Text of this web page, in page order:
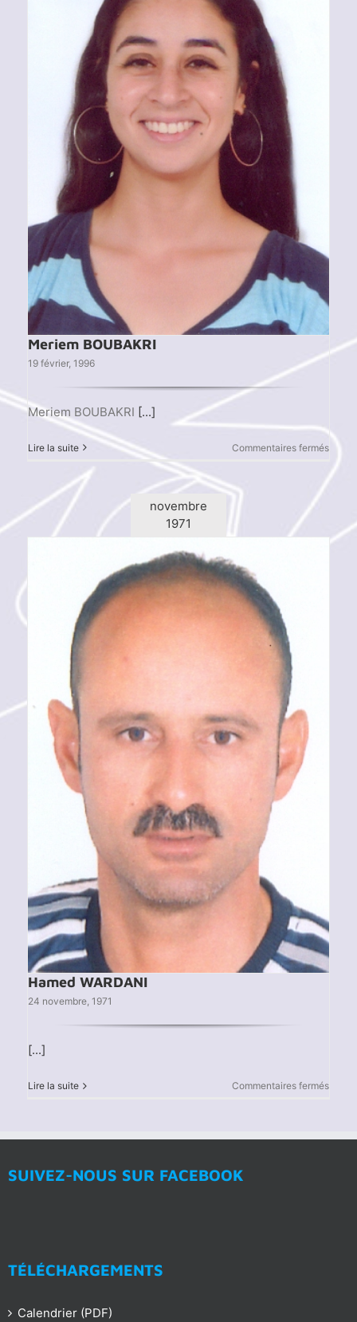
Meriem BOUBAKRI
19 février, 1996
Meriem BOUBAKRI [...]
Lire la suite Commentaires ferméssur
novembre
1971
Hamed WARDANI
24 novembre, 1971
[...]
Lire la suite Commentaires ferméssur
SUIVEZ-NOUS SUR FACEBOOK
TÉLÉCHARGEMENTS
Calendrier (PDF)